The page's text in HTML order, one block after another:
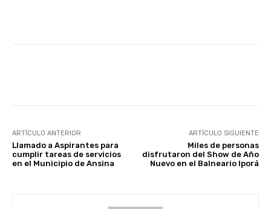
ARTÍCULO ANTERIOR
Llamado a Aspirantes para
cumplir tareas de servicios
en el Municipio de Ansina
ARTÍCULO SIGUIENTE
Miles de personas
disfrutaron del Show de Año
Nuevo en el Balneario Iporá